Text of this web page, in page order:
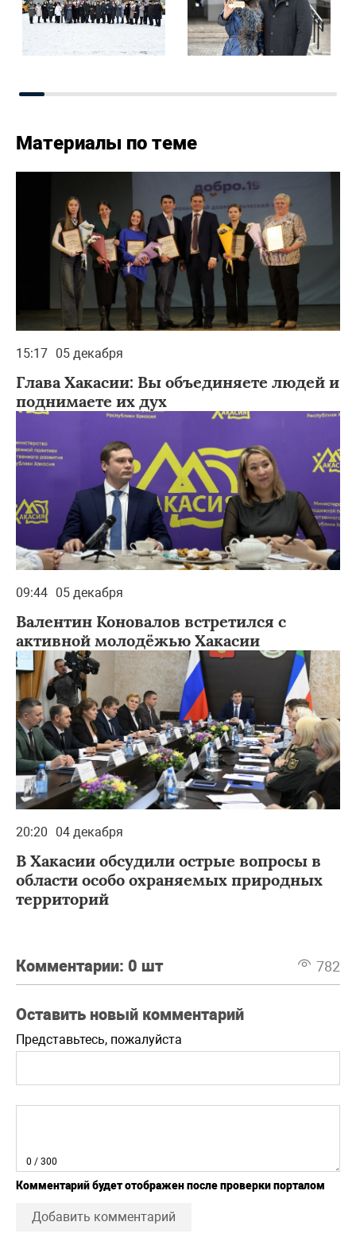
Материалы по теме
15:17 05 декабря
Глава Хакасии: Вы объединяете людей и
поднимаете их дух
09:44 05 декабря
Валентин Коновалов встретился с
активной молодёжью Хакасии
20:20 04 декабря
В Хакасии обсудили острые вопросы в
области особо охраняемых природных
территорий
Комментарии: 0 шт 782
Оставить новый комментарий
Представьтесь, пожалуйста
0 / 300
Комментарий будет отображен после проверки порталом
Добавить комментарий